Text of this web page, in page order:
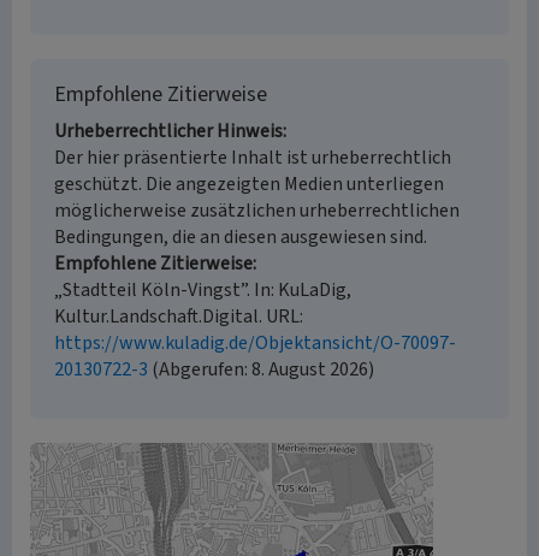
Empfohlene Zitierweise
Urheberrechtlicher Hinweis
Der hier präsentierte Inhalt ist urheberrechtlich
geschützt. Die angezeigten Medien unterliegen
möglicherweise zusätzlichen urheberrechtlichen
Bedingungen, die an diesen ausgewiesen sind.
Empfohlene Zitierweise
„Stadtteil Köln-Vingst”. In: KuLaDig,
Kultur.Landschaft.Digital. URL:
https://www.kuladig.de/Objektansicht/O-70097-
20130722-3 (Abgerufen: 8. August 2026)